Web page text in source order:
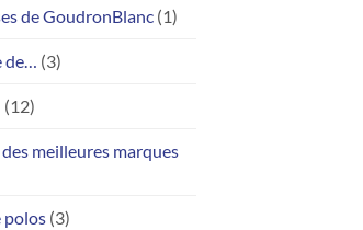
de GoudronBlanc (1)
de… (3)
(12)
meilleures marques
polos (3)